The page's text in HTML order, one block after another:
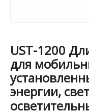
UST-1200
для
энергии,